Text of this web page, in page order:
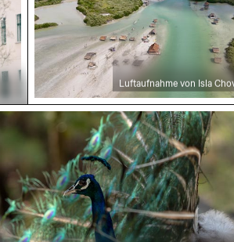
Luftaufnahme von Isla
Pfau mit prächtigem